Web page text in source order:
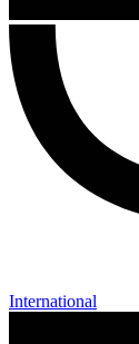
International